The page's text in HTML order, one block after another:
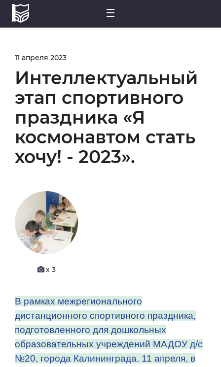
11 апреля 2023
Интеллектуальный
этап спортивного
праздника «Я
космонавтом стать
хочу! - 2023».
x 3
В рамках межрегионального
дистанционного спортивного праздника,
подготовленного для дошкольных
образовательных учреждений МАДОУ д/с
№20, города Калининграда, 11 апреля, в